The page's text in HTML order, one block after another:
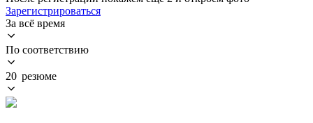
Зарегистрироваться
За всё время
По соответствию
20 резюме